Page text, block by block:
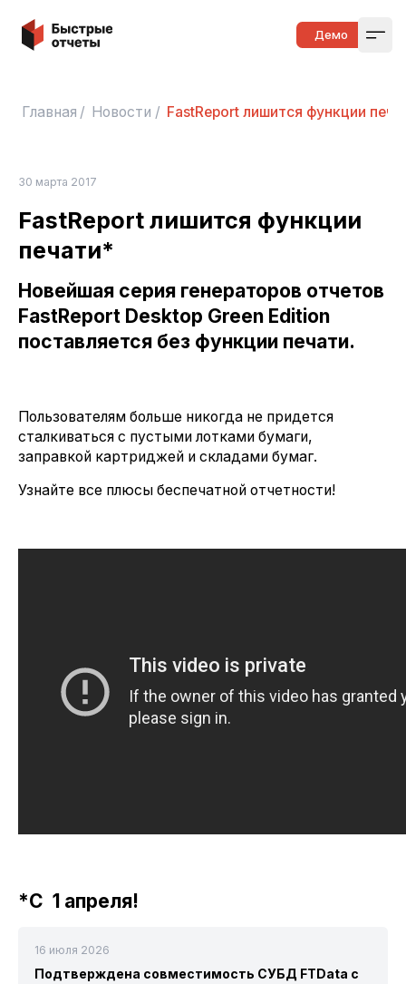
Быстрые отчеты Демо
Главная / Новости / FastReport лишится функции
30 марта 2017
FastReport лишится функции
печати*
Новейшая серия генераторов отчетов
FastReport Desktop Green Edition
поставляется без функции печати.
Пользователям больше никогда не придется
сталкиваться с пустыми лотками бумаги,
заправкой картриджей и складами бумаг.
Узнайте все плюсы беспечатной отчетности!
*С 1 апреля!
16 июля 2026
Подтверждена совместимость СУБД FTData с